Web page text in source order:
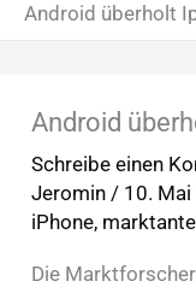
Android überholt
Android
Schreibe einen
Jeromin / 10.
iPhone,
Die